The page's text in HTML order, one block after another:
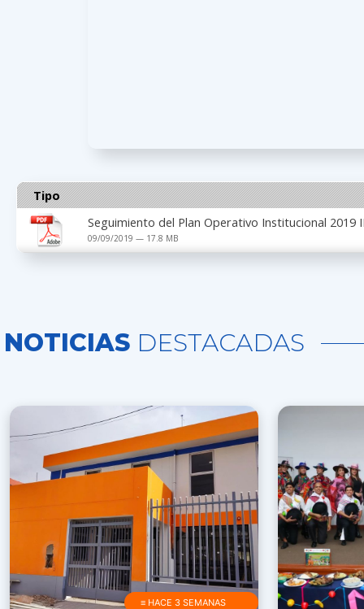
Tipo
Seguimiento del Plan Operativo Institucional 2019
09/09/2019 — 17.8 MB
NOTICIAS DESTACADAS
≡ HACE 3 SEMANAS